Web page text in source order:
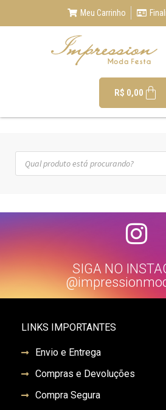
Meu Carrinho
R$ 0,00
SIGA NO
LINKS IMPORTANTES
Envio e Entrega
Compras e Devoluções
Compra Segura